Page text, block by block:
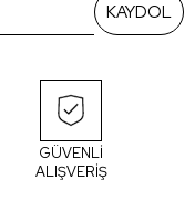
KAYDOL
GÜVENLİ
ALIŞVERİŞ